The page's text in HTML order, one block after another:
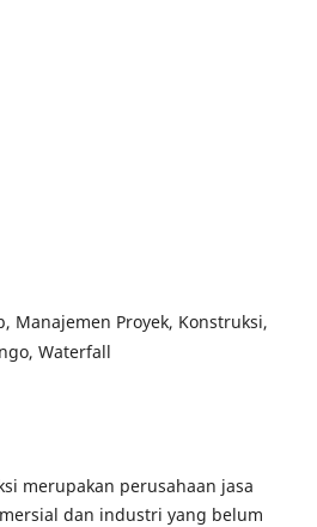
Manajemen Proyek, Konstruksi,
Waterfall
merupakan perusahaan jasa
dan industri yang belum